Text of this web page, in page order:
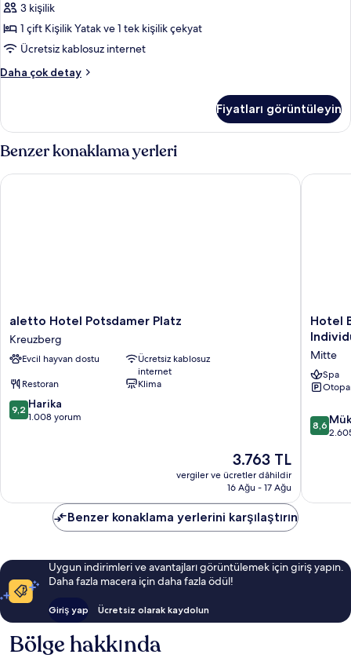
fazla
detay
Double
Bed
with
Sofa
Kitchenette
için
tüm
fotoğrafları
3 kişilik
1 çift Kişilik Yatak ve 1 tek kişilik çekyat
Ücretsiz kablosuz internet
Daha çok detay
Standard
Bed
with
Sofa
bed,
Accessible,
Fiyatları görüntüleyin
Benzer konaklama yerleri
aletto
Hotel
Potsdamer
Platz
aletto Hotel Potsdamer Platz
Kreuzberg
Evcil hayvan dostu
Ücretsiz kablosuz
internet
Restoran
Klima
10
üzerinden
9,2 Harika
1.008 yorum
Güncel
fiyat:
3.763 TL
3.763 TL
vergiler ve ücretler dâhildir
16 Ağu - 17 Ağu
aletto Hotel Potsdamer Platz
Hotel
Berlin,
a
member
of
Mitte
Hotel
Mitte
Spa
10
8,6
Hotel
Benzer konaklama yerlerini karşılaştırın
Uygun indirimleri ve avantajları görüntülemek için giriş yapın.
Daha fazla macera için daha fazla ödül!
Giriş yap Ücretsiz olarak kaydolun
Bölge hakkında